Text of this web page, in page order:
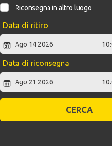
Riconsegna in altro luogo
Data di ritiro
Data di riconsegna
CERCA